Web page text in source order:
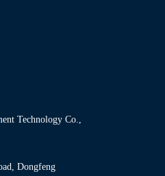
Technology Co.,
Dongfeng